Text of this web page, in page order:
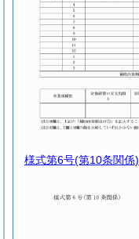
様式第6号(第10条関係)